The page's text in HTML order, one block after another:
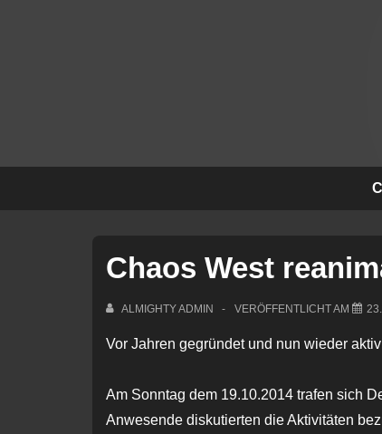
Chaos West
ALMIGHTY ADMIN VERÖFFENTLICHT AM
Vor Jahren gegründet und nun wieder
Am Sonntag dem 19.10.2014 trafen sich
Anwesende diskutierten die Aktivitäten